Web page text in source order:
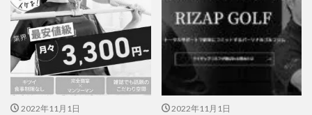
2022年11月1日
2022年11月1日